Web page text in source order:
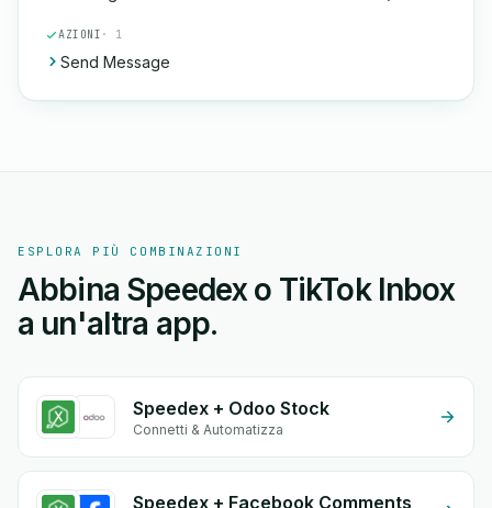
AZIONI · 1
Send Message
ESPLORA PIÙ COMBINAZIONI
Abbina Speedex o TikTok Inbox
a un'altra app.
Speedex + Odoo Stock
Connetti & Automatizza
Speedex + Facebook Comments